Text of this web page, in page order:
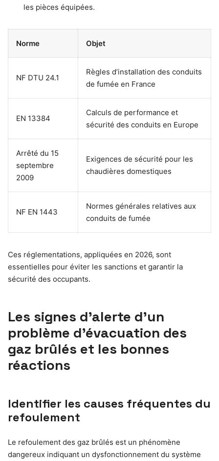
les pièces équipées.
Norme Objet
NF DTU 24.1
Règles d’installation des conduits
de fumée en France
EN 13384
Calculs de performance et
sécurité des conduits en Europe
Arrêté du 15
septembre
2009
Exigences de sécurité pour les
chaudières domestiques
NF EN 1443
Normes générales relatives aux
conduits de fumée
Ces réglementations, appliquées en 2026, sont
essentielles pour éviter les sanctions et garantir la
sécurité des occupants.
Les signes d’alerte d’un
problème d’évacuation des
gaz brûlés et les bonnes
réactions
Identifier les causes fréquentes du
refoulement
Le refoulement des gaz brûlés est un phénomène
dangereux indiquant un dysfonctionnement du système